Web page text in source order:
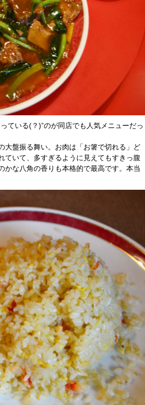
ている(？)”のが同店でも人気メニューだっ
大盤振る舞い。お肉は「お箸で切れる」ど
ていて、多すぎるように見えてもすきっ腹
かな八角の香りも本格的で最高です。本当